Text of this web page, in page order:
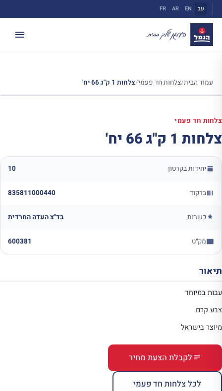
לתוכן
עב EN
AR
FR
עמוד הבית/צלחות חד פעמי/צלחות 1 ק"ג 66 יח'
צלחות חד פעמי
צלחות 1 ק"ג 66 יח'
יחידות בקרטון 10
ברקוד 835811000440
כשרות בד"צ העדה החרדית
מק״ט 600381
תיאור
עבות במיוחד
צבע קרם
מיוצר בישראל
לקבלת הצעת מחיר
לכל צלחות חד פעמי